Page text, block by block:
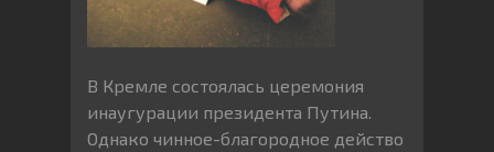
В Кремле состоялась церемония
инаугурации президента Путина.
Однако чинное-благородное действо